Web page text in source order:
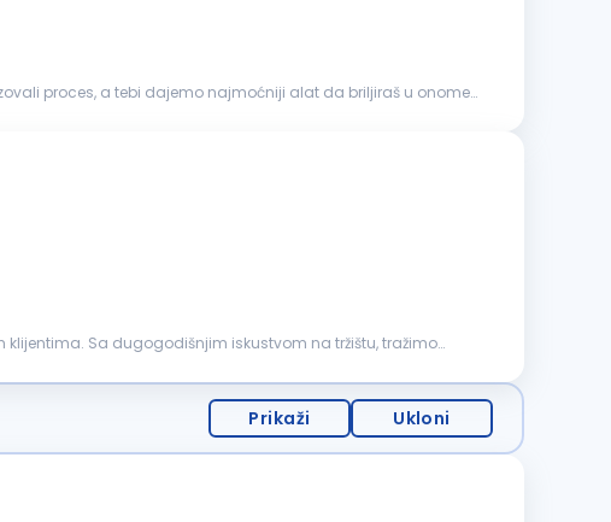
proces, a tebi dajemo najmoćniji alat da briljiraš u onome
klijentima. Sa dugogodišnjim iskustvom na tržištu, tražimo
Prikaži Ukloni